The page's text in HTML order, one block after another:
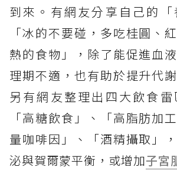
到來。有網友分享自己的「
「冰的不要碰，多吃桂圓、
熱的食物」，除了能促進血
理期不適，也有助於提升代
另有網友整理出四大飲食
「高糖飲食」、「高脂肪加
量咖啡因」、「酒精攝取」
泌與賀爾蒙平衡，或增加子宮